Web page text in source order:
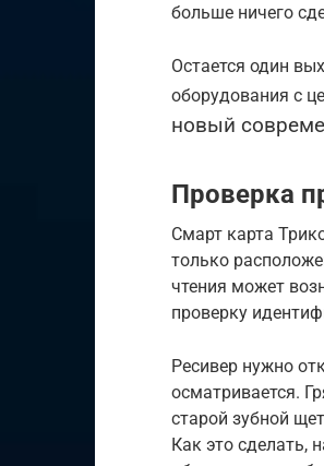
больше ничего
Остается один
оборудования с
новый
Проверка
Смарт карта
только
чтения может
проверку
Ресивер нужно
осматривается.
старой зубной
Как это сделать,